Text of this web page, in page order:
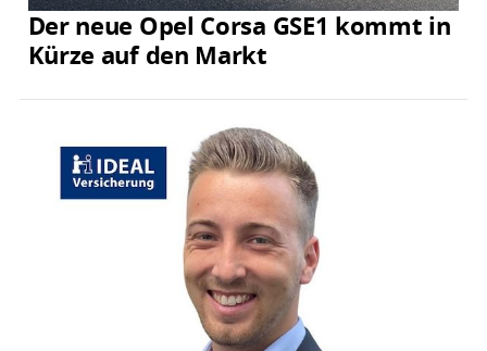
Der neue Opel Corsa GSE1 kommt in
Kürze auf den Markt